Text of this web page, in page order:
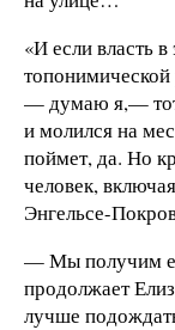
«И если власть
— думаю я,—
и молился на
поймет, да. Но
человек,
Энгельсе-
— Мы получим
продолжает
лучше